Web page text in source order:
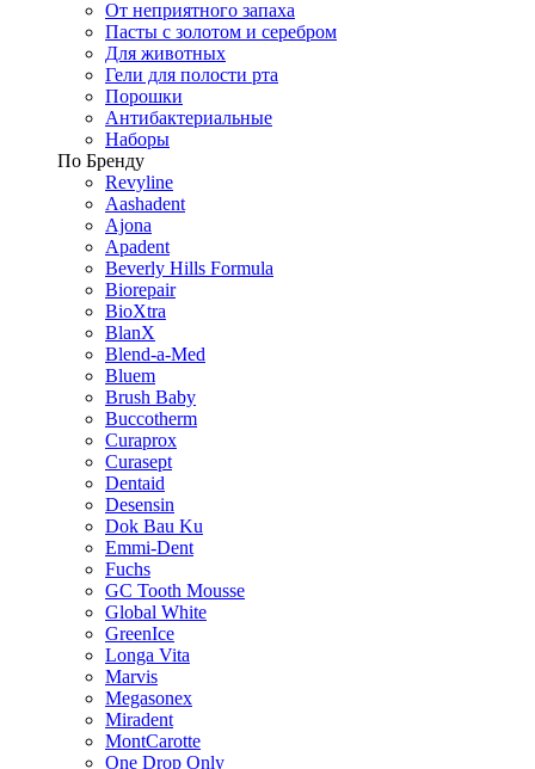
От неприятного запаха
Пасты с золотом и серебром
Для животных
Гели для полости рта
Порошки
Антибактериальные
Наборы
По Бренду
Revyline
Aashadent
Ajona
Apadent
Beverly Hills Formula
Biorepair
BioXtra
BlanX
Blend-a-Med
Bluem
Brush Baby
Buccotherm
Curaprox
Curasept
Dentaid
Desensin
Dok Bau Ku
Emmi-Dent
Fuchs
GC Tooth Mousse
Global White
GreenIce
Longa Vita
Marvis
Megasonex
Miradent
MontCarotte
One Drop Only